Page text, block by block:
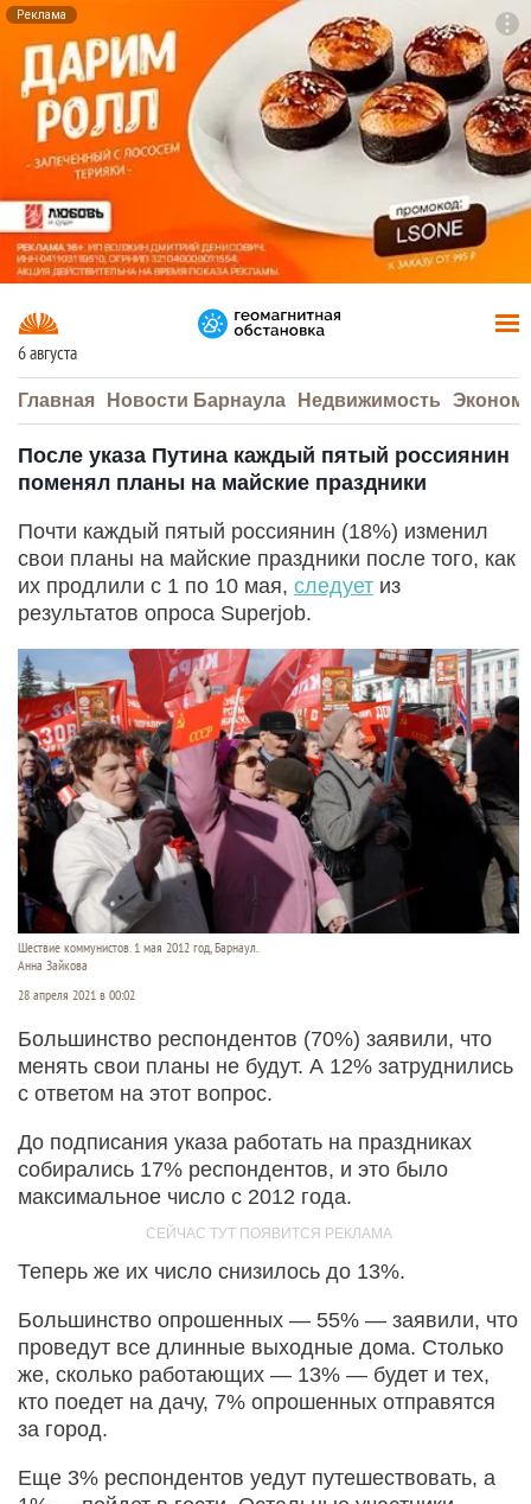
Реклама
6 августа
Главная Новости Барнаула Недвижимость
После указа Путина каждый пятый россиянин
поменял планы на майские праздники
Почти каждый пятый россиянин (18%) изменил
свои планы на майские праздники после того, как
их продлили с 1 по 10 мая, следует из
результатов опроса Superjob.
Шествие коммунистов. 1 мая 2012 год, Барнаул.
Анна Зайкова
28 апреля 2021 в 00:02
Большинство респондентов (70%) заявили, что
менять свои планы не будут. А 12% затруднились
с ответом на этот вопрос.
До подписания указа работать на праздниках
собирались 17% респондентов, и это было
максимальное число с 2012 года.
Теперь же их число снизилось до 13%.
Большинство опрошенных — 55% — заявили, что
проведут все длинные выходные дома. Столько
же, сколько работающих — 13% — будет и тех,
кто поедет на дачу, 7% опрошенных отправятся
за город.
Еще 3% респондентов уедут путешествовать, а